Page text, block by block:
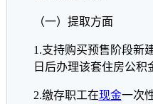
（一）提取方面
1.支持购买预售阶段新
日后办理该套住房公积
2.缴存职工在现金一次